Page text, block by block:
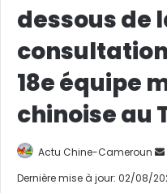
dessous de
18e équipe
chinoise au
Actu Chine-Cameroun
Dernière mise à jour: 02/08/